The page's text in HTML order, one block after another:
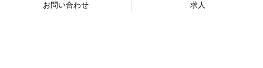
お問い合わせ 求人